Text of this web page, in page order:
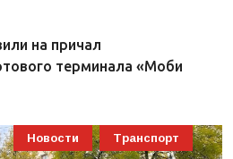
на причал
терминала «Моби
Новости Транспорт